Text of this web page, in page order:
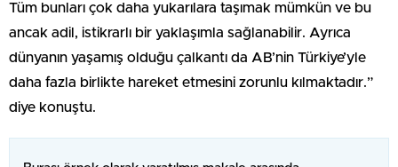
Tüm bunları çok daha yukarılara taşımak mümkün ve bu
ancak adil, istikrarlı bir yaklaşımla sağlanabilir. Ayrıca
dünyanın yaşamış olduğu çalkantı da AB’nin Türkiye’yle
daha fazla birlikte hareket etmesini zorunlu kılmaktadır.”
diye konuştu.